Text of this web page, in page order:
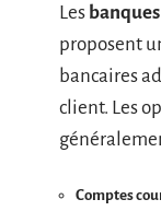
Les
proposent
bancaires
client. Les
Comptes